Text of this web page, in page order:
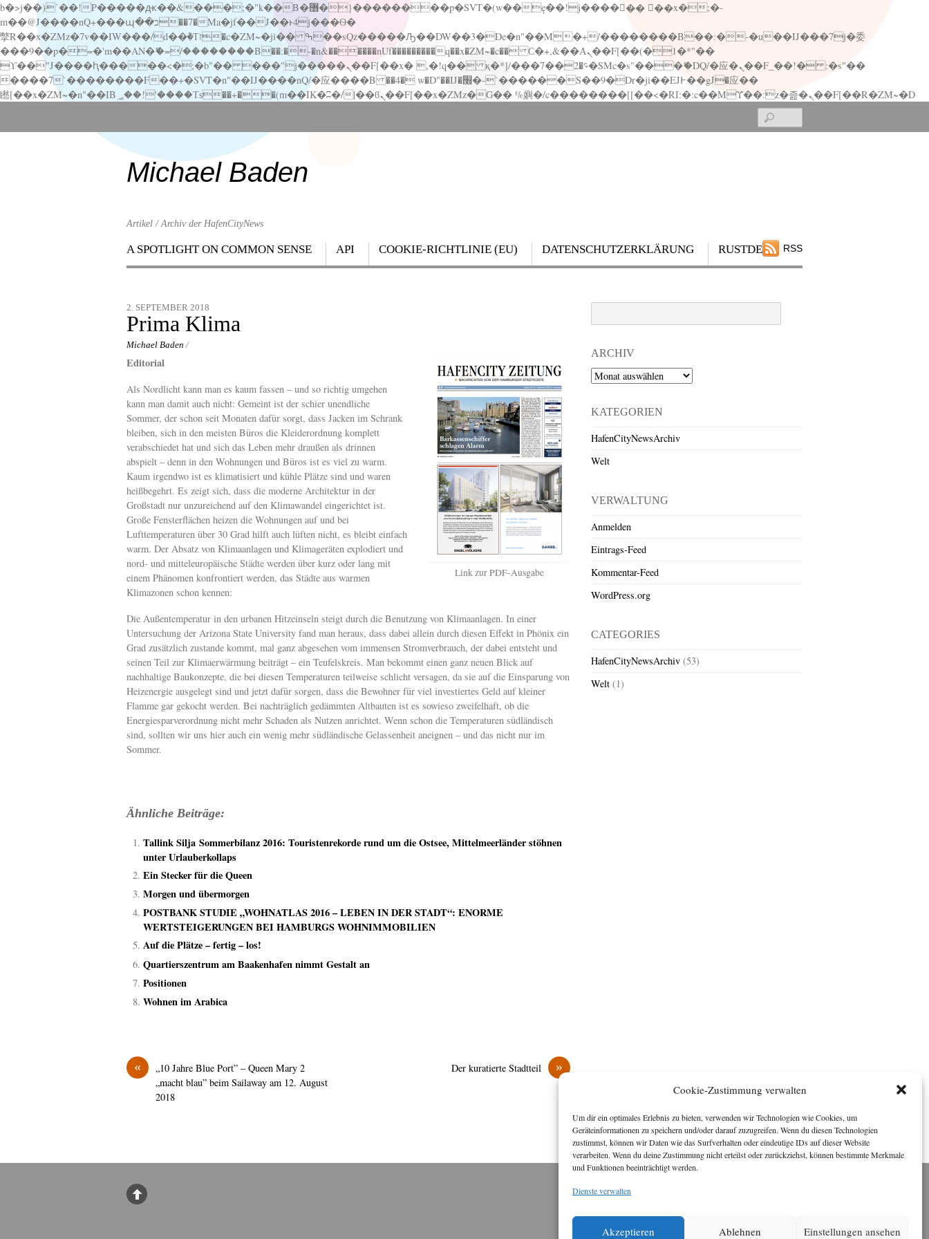
Cookie-Zustimmung verwalten
Um dir ein optimales Erlebnis zu bieten, verwenden wir Technologien wie Cookies, um
Geräteinformationen zu speichern und/oder darauf zuzugreifen. Wenn du diesen Technologien
zustimmst, können wir Daten wie das Surfverhalten oder eindeutige IDs auf dieser Website
verarbeiten. Wenn du deine Zustimmung nicht erteilst oder zurückziehst, können bestimmte Merkmale
und Funktionen beeinträchtigt werden.
Dienste verwalten
Akzeptieren Ablehnen Einstellungen ansehen
b�>j��)΄��!P�����ԫ��&���;�"k��B�޶�}��������p�SVT�(w��ę��!j������ ��x�;�-
m��@J����nQ+���պ��כ��7�Ma�jf��J��ͱ4j���Ѳ�
撆R��x�ZMz�7v��IW���/d��ٞ�Тז�c�ZM~�ji�� ߒ��sQz�����Ԡ��DW��3�De�n"��M�+/��������B��:�-�u��IJ���7j�委
���9��p�=�'m��AN�ޭ�=/��������B��:�-�n&������nUf���������q��x�ZM~�c�� Ϲ�+,&��Ὰܢ��F[��(�1�*"��
ϒ��"J����ԧ�����<�;�b"�� ���"j�����ܢ��F[��x� ,�!q�� қ�*]/���؝�2��7�SMc�s"���ޭ�DQ/�应�ܢ��F_��!� :�s"��
����7`��������F��+�SVT�n"��IJ����nQ/�应����B ��4� w�D"��IJ�׭�-`������S��9�Dr�ji��EJ߅��gJ�应��
矁[��x�ZM~�n"��IB؃��!'����Тѕ��+��(m��IK�ʭ�/|��ϐܢ��F[��x�ZMz�G�� %嬩�/c��������[[��<�RI:�:c��MΎ��:z�졾�ܢ��F[��R�ZM~�D
down
Michael Baden
Artikel / Archiv der HafenCityNews
RSS
Menu
A SPOTLIGHT ON COMMON SENSE API COOKIE-RICHTLINIE (EU) DATENSCHUTZERKLÄRUNG RUSTDESK
Scroll
content
2. SEPTEMBER 2018
Prima Klima
Michael Baden /
Link zur PDF-Ausgabe
Editorial
Als Nordlicht kann man es kaum fassen – und so richtig umgehen
kann man damit auch nicht: Gemeint ist der schier unendliche
Sommer, der schon seit Monaten dafür sorgt, dass Jacken im Schrank
bleiben, sich in den meisten Büros die Kleiderordnung komplett
verabschiedet hat und sich das Leben mehr draußen als drinnen
abspielt – denn in den Wohnungen und Büros ist es viel zu warm.
Kaum irgendwo ist es klimatisiert und kühle Plätze sind und waren
heißbegehrt. Es zeigt sich, dass die moderne Architektur in der
Großstadt nur unzureichend auf den Klimawandel eingerichtet ist.
Große Fensterflächen heizen die Wohnungen auf und bei
Lufttemperaturen über 30 Grad hilft auch lüften nicht, es bleibt einfach
warm. Der Absatz von Klimaanlagen und Klimageräten explodiert und
nord- und mitteleuropäische Städte werden über kurz oder lang mit
einem Phänomen konfrontiert werden, das Städte aus warmen
Klimazonen schon kennen:
Die Außentemperatur in den urbanen Hitzeinseln steigt durch die Benutzung von Klimaanlagen. In einer
Untersuchung der Arizona State University fand man heraus, dass dabei allein durch diesen Effekt in Phönix ein
Grad zusätzlich zustande kommt, mal ganz abgesehen vom immensen Stromverbrauch, der dabei entsteht und
seinen Teil zur Klimaerwärmung beiträgt – ein Teufelskreis. Man bekommt einen ganz neuen Blick auf
nachhaltige Baukonzepte, die bei diesen Temperaturen teilweise schlicht versagen, da sie auf die Einsparung von
Heizenergie ausgelegt sind und jetzt dafür sorgen, dass die Bewohner für viel investiertes Geld auf kleiner
Flamme gar gekocht werden. Bei nachträglich gedämmten Altbauten ist es sowieso zweifelhaft, ob die
Energiesparverordnung nicht mehr Schaden als Nutzen anrichtet. Wenn schon die Temperaturen südländisch
sind, sollten wir uns hier auch ein wenig mehr südländische Gelassenheit aneignen – und das nicht nur im
Sommer.
Ähnliche Beiträge:
Tallink Silja Sommerbilanz 2016: Touristenrekorde rund um die Ostsee, Mittelmeerländer stöhnen
unter Urlauberkollaps
Ein Stecker für die Queen
Morgen und übermorgen
POSTBANK STUDIE „WOHNATLAS 2016 – LEBEN IN DER STADT“: ENORME
WERTSTEIGERUNGEN BEI HAMBURGS WOHNIMMOBILIEN
Auf die Plätze – fertig – los!
Quartierszentrum am Baakenhafen nimmt Gestalt an
Positionen
Wohnen im Arabica
«
„10 Jahre Blue Port” – Queen Mary 2
„macht blau” beim Sailaway am 12. August
2018
»
Der kuratierte Stadtteil
ARCHIV
Archiv
KATEGORIEN
HafenCityNewsArchiv
Welt
VERWALTUNG
Anmelden
Eintrags-Feed
Kommentar-Feed
WordPress.org
CATEGORIES
HafenCityNewsArchiv (53)
Welt (1)
Diese Webseite stellt Inhalte der ersten zehn Jahre der